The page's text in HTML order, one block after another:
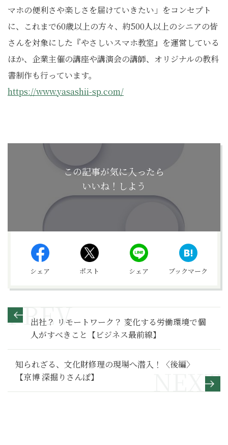
マホの便利さや楽しさを届けていきたい」をコンセプト
に、これまで60歳以上の方々、約500人以上のシニアの皆
さんを対象にした『やさしいスマホ教室』を運営している
ほか、企業主催の講座や講演会の講師、オリジナルの教科
書制作も行っています。
https://www.yasashii-sp.com/
この記事が気に入ったら
いいね！しよう
シェア ポスト シェア ブックマーク
出社？ リモートワーク？ 変化する労働環境で個
人がすべきこと【ビジネス最前線】
知られざる、文化財修理の現場へ潜入！〈後編〉
【京博 深掘りさんぽ】